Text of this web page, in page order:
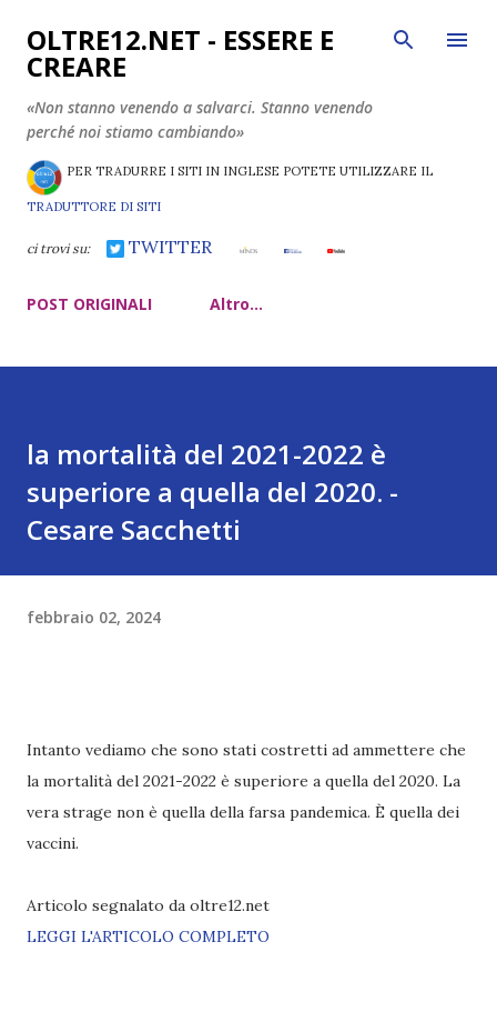
Passa ai contenuti principali
OLTRE12.NET - ESSERE E
CREARE
«Non stanno venendo a salvarci. Stanno venendo
perché noi stiamo cambiando»
PER TRADURRE I SITI IN INGLESE POTETE UTILIZZARE IL
TRADUTTORE DI SITI
ci trovi su: TWITTER
POST ORIGINALI Altro…
la mortalità del 2021-2022 è
superiore a quella del 2020. -
Cesare Sacchetti
febbraio 02, 2024
Intanto vediamo che sono stati costretti ad ammettere che
la mortalità del 2021-2022 è superiore a quella del 2020. La
vera strage non è quella della farsa pandemica. È quella dei
vaccini.
Articolo segnalato da oltre12.net
LEGGI L'ARTICOLO COMPLETO